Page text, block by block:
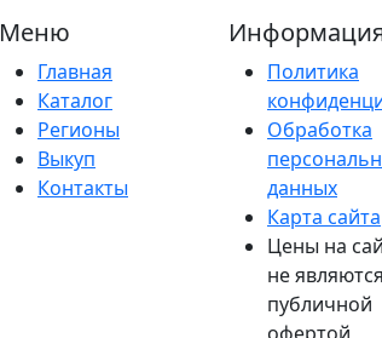
Меню
Главная
Каталог
Регионы
Выкуп
Контакты
Политика
Обработка
данных
Карта сайта
Цены на
не являются
публичной